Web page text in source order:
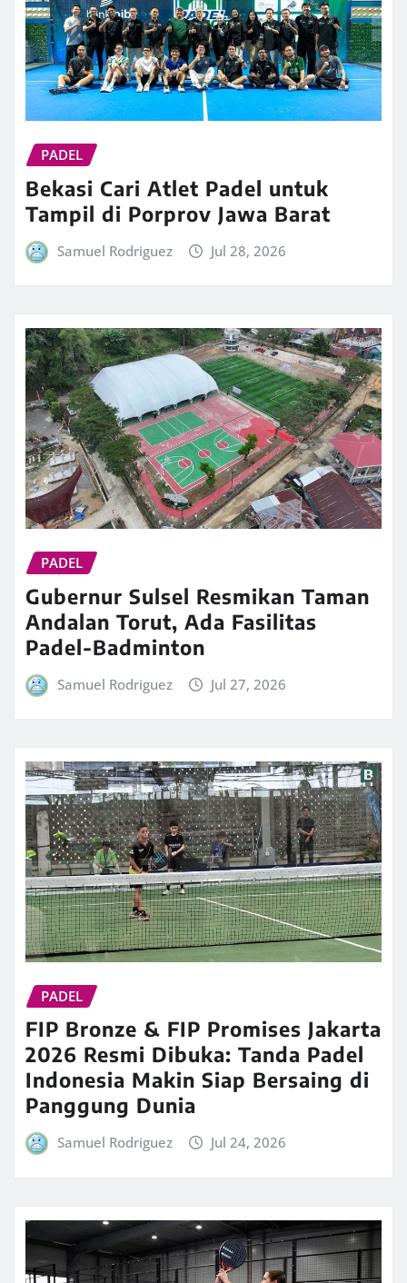
PADEL
Bekasi Cari Atlet Padel untuk
Tampil di Porprov Jawa Barat
Samuel Rodriguez Jul 28, 2026
PADEL
Gubernur Sulsel Resmikan Taman
Andalan Torut, Ada Fasilitas
Padel-Badminton
Samuel Rodriguez Jul 27, 2026
PADEL
FIP Bronze & FIP Promises Jakarta
2026 Resmi Dibuka: Tanda Padel
Indonesia Makin Siap Bersaing di
Panggung Dunia
Samuel Rodriguez Jul 24, 2026